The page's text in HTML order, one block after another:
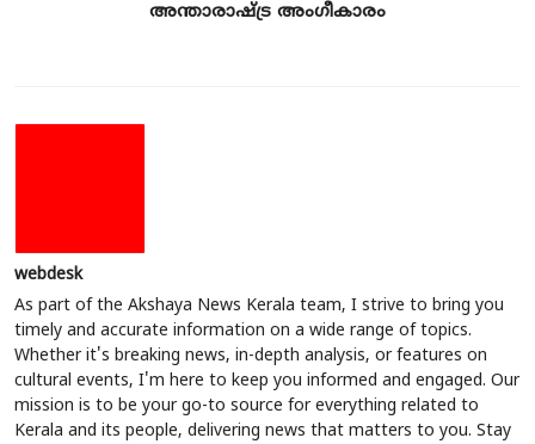
അന്താരാഷ്ട്ര അംഗീകാരം
webdesk
As part of the Akshaya News Kerala team, I strive to bring you
timely and accurate information on a wide range of topics.
Whether it's breaking news, in-depth analysis, or features on
cultural events, I'm here to keep you informed and engaged. Our
mission is to be your go-to source for everything related to
Kerala and its people, delivering news that matters to you. Stay